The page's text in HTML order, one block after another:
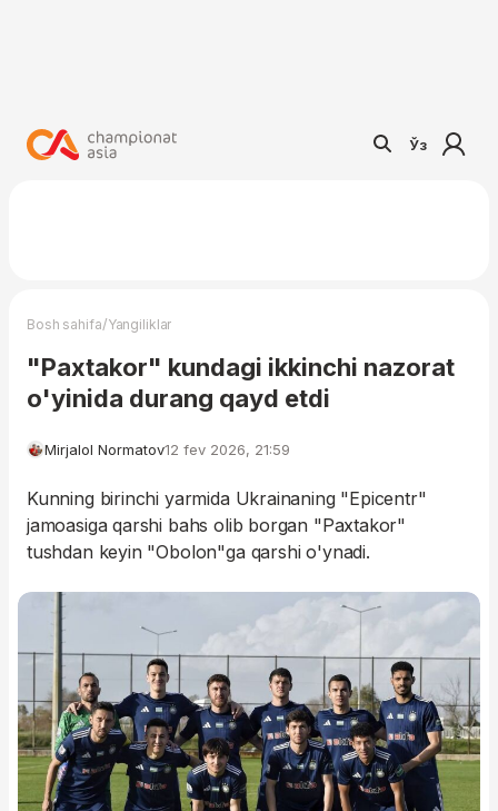
Ўз
Bosh sahifa/Yangiliklar
"Paxtakor" kundagi ikkinchi nazorat
o'yinida durang qayd etdi
Mirjalol Normatov12 fev 2026, 21:59
Kunning birinchi yarmida Ukrainaning "Epicentr"
jamoasiga qarshi bahs olib borgan "Paxtakor"
tushdan keyin "Obolon"ga qarshi o'ynadi.